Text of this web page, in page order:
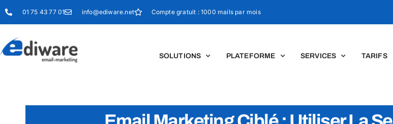
01 75 43 77 01 info@ediware.net Compte gratuit : 1000 mails par mois
SOLUTIONS PLATEFORME SERVICES TARIFS